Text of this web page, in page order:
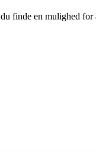
finde en mulighed for